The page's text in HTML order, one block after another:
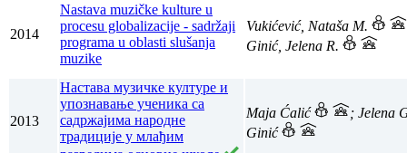
2014
Nastava muzičke kulture u
procesu globalizacije - sadržaji
programa u oblasti slušanja
muzike
Vukićević, Nataša M.
Ginić, Jelena R.
2013
Настава музичке културе и
упознавање ученика са
садржајима народне
традиције у млађим
Maja Ćalić
; Jelena
Ginić